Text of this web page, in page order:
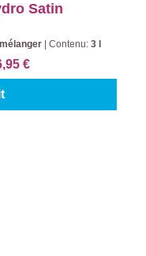
Satin
Contenu: 3 l
€